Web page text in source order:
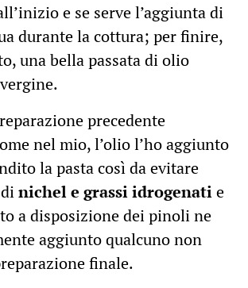
e se serve l’aggiunta di
durante la cottura; per finire,
una bella passata di olio
precedente
nel mio, l’olio l’ho aggiunto
la pasta così da evitare
nichel e grassi idrogenatie
a disposizione dei pinoli ne
aggiunto qualcuno non
finale.